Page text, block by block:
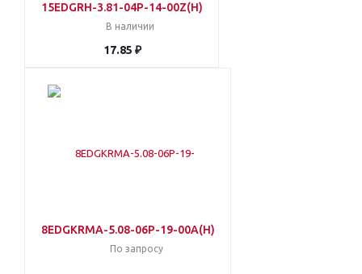
15EDGRH-3.81-04P-14-00Z(H)
В наличии
17.85 ₽
8EDGKRMA-5.08-06P-19-00A(H)
По запросу